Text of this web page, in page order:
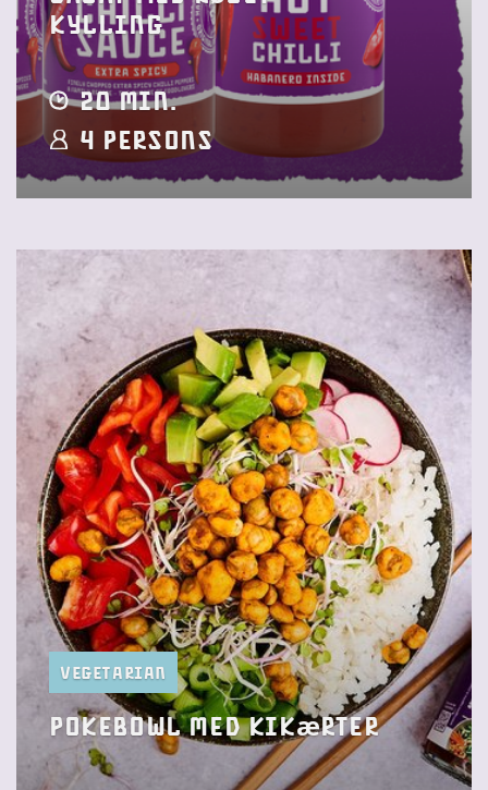
kylling
20 min.
4 Persons
Vegetarian
pokebowl med kikærter